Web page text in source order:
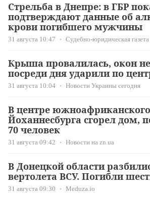
Стрельба в Днепре: в ГБР
подтверждают данные об
крови погибшего мужчины
31 августа 10:47 Судебно-юридическая газета
Крыша провалилась, окон
посреди дня ударили по
31 августа 10:04 Новости Украины сегодня
В центре южноафриканского
Йоханнесбурга сгорел дом,
70 человек
31 августа 09:42 Новости на zn.ua
В Донецкой области
вертолета ВСУ. Погибли
31 августа 09:30 Meduza.io